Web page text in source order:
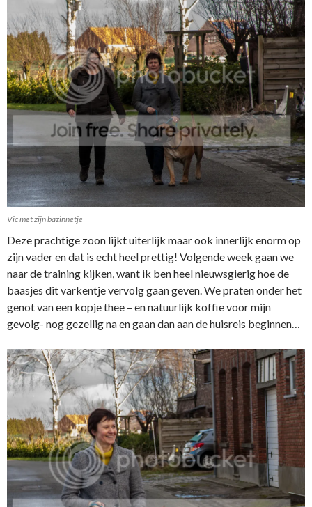
Vic met zijn bazinnetje
Deze prachtige zoon lijkt uiterlijk maar ook innerlijk enorm op
zijn vader en dat is echt heel prettig! Volgende week gaan we
naar de training kijken, want ik ben heel nieuwsgierig hoe de
baasjes dit varkentje vervolg gaan geven. We praten onder het
genot van een kopje thee – en natuurlijk koffie voor mijn
gevolg- nog gezellig na en gaan dan aan de huisreis beginnen…